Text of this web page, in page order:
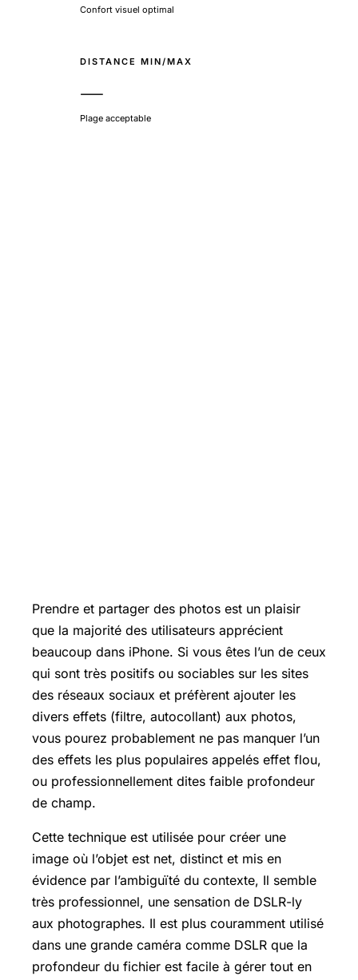
Confort visuel optimal
DISTANCE MIN/MAX
—
Plage acceptable
Prendre et partager des photos est un plaisir
que la majorité des utilisateurs apprécient
beaucoup dans iPhone. Si vous êtes l’un de ceux
qui sont très positifs ou sociables sur les sites
des réseaux sociaux et préfèrent ajouter les
divers effets (filtre, autocollant) aux photos,
vous pourez probablement ne pas manquer l’un
des effets les plus populaires appelés effet flou,
ou professionnellement dites faible profondeur
de champ.
Cette technique est utilisée pour créer une
image où l’objet est net, distinct et mis en
évidence par l’ambiguïté du contexte, Il semble
très professionnel, une sensation de DSLR-ly
aux photographes. Il est plus couramment utilisé
dans une grande caméra comme DSLR que la
profondeur du fichier est facile à gérer tout en